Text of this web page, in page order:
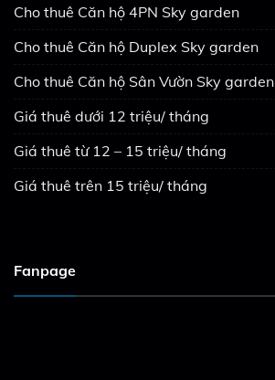
Cho thuê Căn hộ 4PN Sky garden
Cho thuê Căn hộ Duplex Sky garden
Cho thuê Căn hộ Sân Vườn Sky garden
Giá thuê dưới 12 triệu/ tháng
Giá thuê từ 12 – 15 triệu/ tháng
Giá thuê trên 15 triệu/ tháng
Fanpage